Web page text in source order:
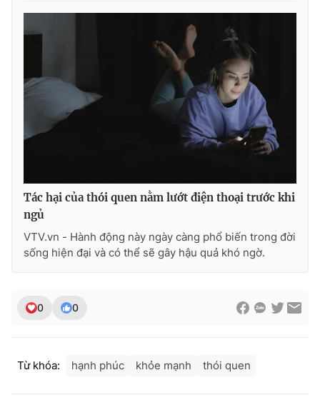
Tác hại của thói quen nằm lướt điện thoại trước khi
ngủ
VTV.vn - Hành động này ngày càng phổ biến trong đời
sống hiện đại và có thể sẽ gây hậu quả khó ngờ.
0 0
Từ khóa: hạnh phúc khỏe mạnh thói quen